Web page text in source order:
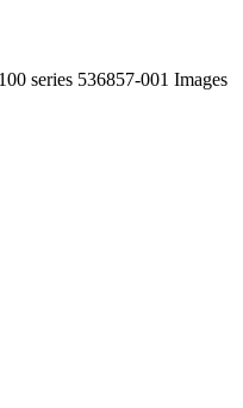
series 536857-001 Images